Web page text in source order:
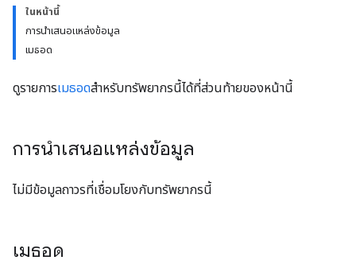
ในหน้านี้
การนำเสนอแหล่งข้อมูล
เมธอด
ดูรายการเมธอดสำหรับทรัพยากรนี้ได้ที่ส่วนท้ายของหน้านี้
การนำเสนอแหล่งข้อมูล
ไม่มีข้อมูลถาวรที่เชื่อมโยงกับทรัพยากรนี้
เมธอด